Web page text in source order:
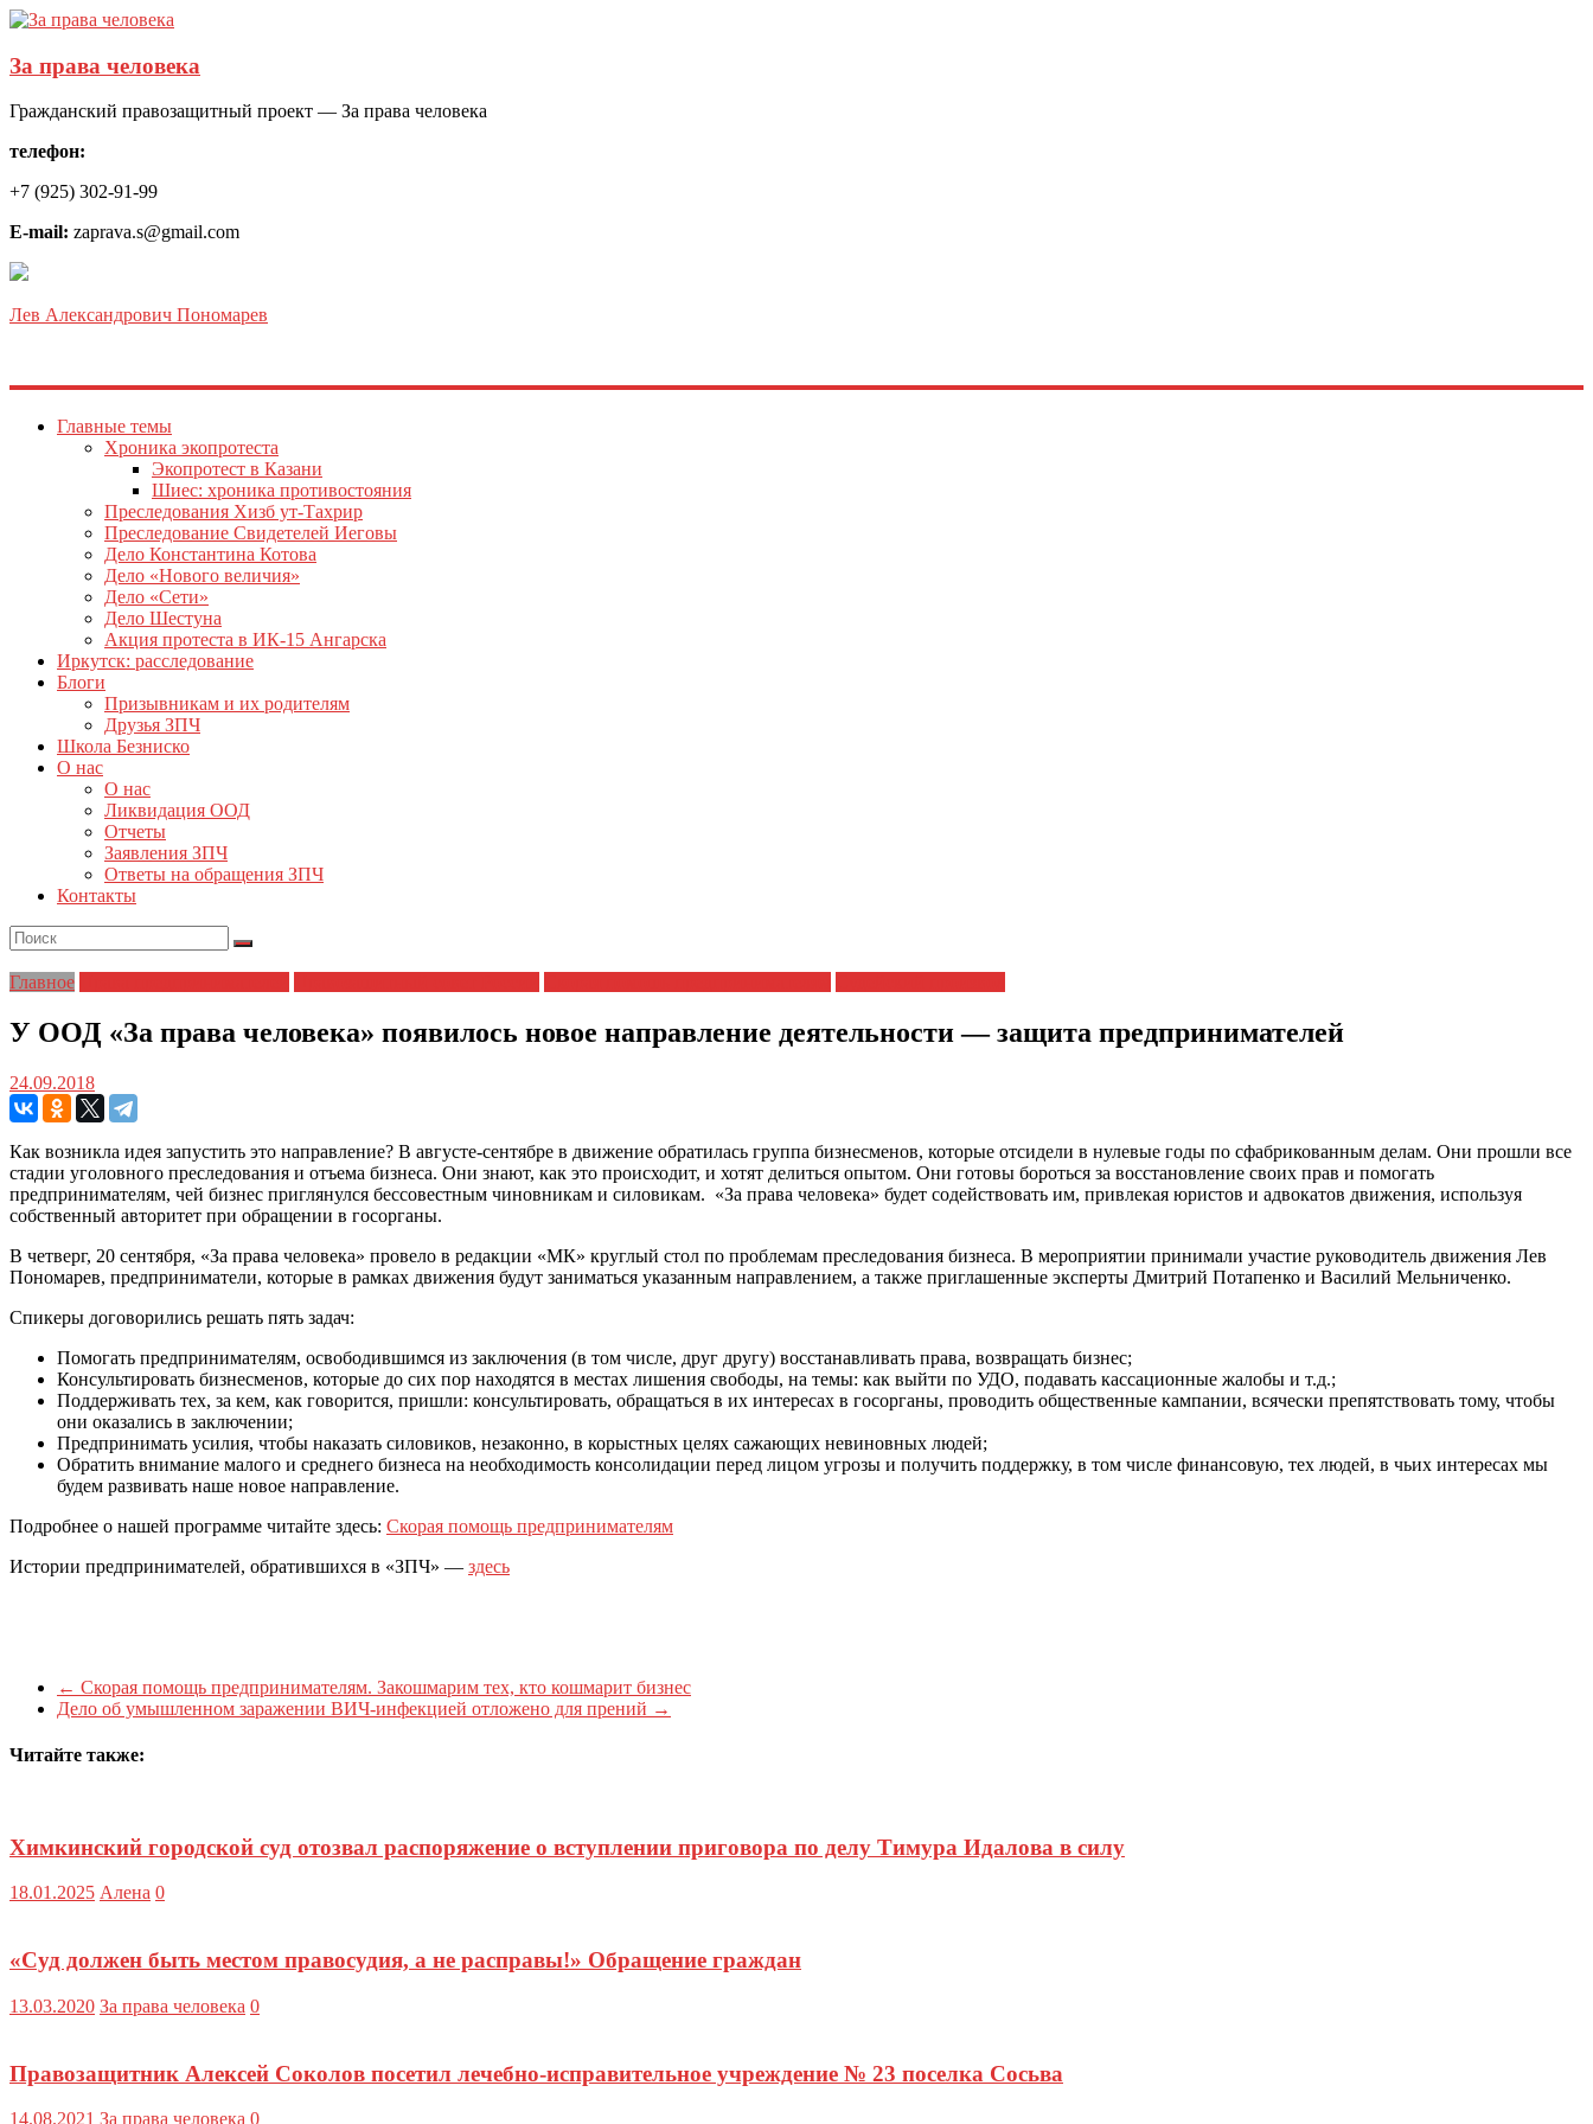
За права человека
Гражданский правозащитный проект — За права человека
телефон:
+7 (925) 302-91-99
E-mail: zaprava.s@gmail.com
Лев Александрович Пономарев
Главные темы
Хроника экопротеста
Экопротест в Казани
Шиес: хроника противостояния
Преследования Хизб ут-Тахрир
Преследование Свидетелей Иеговы
Дело Константина Котова
Дело «Нового величия»
Дело «Сети»
Дело Шестуна
Акция протеста в ИК-15 Ангарска
Иркутск: расследование
Блоги
Призывникам и их родителям
Друзья ЗПЧ
Школа Безниско
О нас
О нас
Ликвидация ООД
Отчеты
Заявления ЗПЧ
Ответы на обращения ЗПЧ
Контакты
Главное
У ООД «За права человека» появилось новое направление деятельности — защита предпринимателей
24.09.2018
Как возникла идея запустить это направление? В августе-сентябре в движение обратилась группа бизнесменов, которые отсидели в нулевые годы по сфабрикованным делам. Они прошли все
стадии уголовного преследования и отъема бизнеса. Они знают, как это происходит, и хотят делиться опытом. Они готовы бороться за восстановление своих прав и помогать
предпринимателям, чей бизнес приглянулся бессовестным чиновникам и силовикам. «За права человека» будет содействовать им, привлекая юристов и адвокатов движения, используя
собственный авторитет при обращении в госорганы.
В четверг, 20 сентября, «За права человека» провело в редакции «МК» круглый стол по проблемам преследования бизнеса. В мероприятии принимали участие руководитель движения Лев
Пономарев, предприниматели, которые в рамках движения будут заниматься указанным направлением, а также приглашенные эксперты Дмитрий Потапенко и Василий Мельниченко.
Спикеры договорились решать пять задач:
Помогать предпринимателям, освободившимся из заключения (в том числе, друг другу) восстанавливать права, возвращать бизнес;
Консультировать бизнесменов, которые до сих пор находятся в местах лишения свободы, на темы: как выйти по УДО, подавать кассационные жалобы и т.д.;
Поддерживать тех, за кем, как говорится, пришли: консультировать, обращаться в их интересах в госорганы, проводить общественные кампании, всячески препятствовать тому, чтобы
они оказались в заключении;
Предпринимать усилия, чтобы наказать силовиков, незаконно, в корыстных целях сажающих невиновных людей;
Обратить внимание малого и среднего бизнеса на необходимость консолидации перед лицом угрозы и получить поддержку, в том числе финансовую, тех людей, в чьих интересах мы
будем развивать наше новое направление.
Подробнее о нашей программе читайте здесь: Скорая помощь предпринимателям
Истории предпринимателей, обратившихся в «ЗПЧ» — здесь
← Скорая помощь предпринимателям. Закошмарим тех, кто кошмарит бизнес
Дело об умышленном заражении ВИЧ-инфекцией отложено для прений →
Читайте также:
Химкинский городской суд отозвал распоряжение о вступлении приговора по делу Тимура Идалова в силу
18.01.2025 Алена 0
«Суд должен быть местом правосудия, а не расправы!» Обращение граждан
13.03.2020 За права человека 0
Правозащитник Алексей Соколов посетил лечебно-исправительное учреждение № 23 поселка Сосьва
14.08.2021 За права человека 0